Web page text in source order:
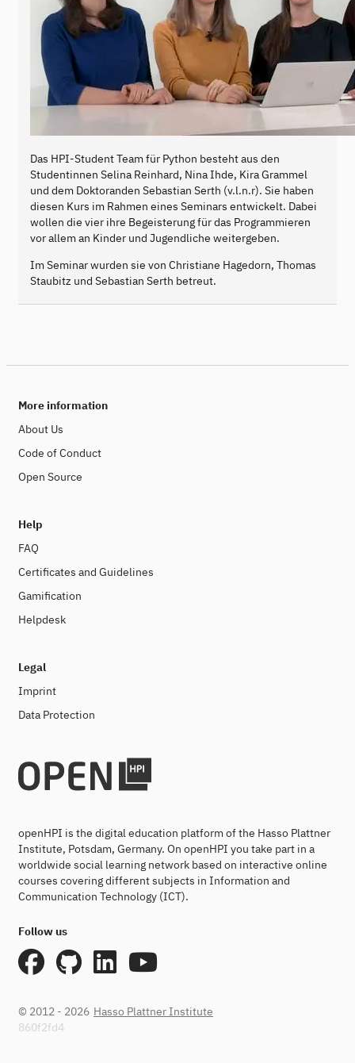
Das HPI-Student Team für Python besteht aus den
Studentinnen Selina Reinhard, Nina Ihde, Kira Grammel
und dem Doktoranden Sebastian Serth (v.l.n.r). Sie haben
diesen Kurs im Rahmen eines Seminars entwickelt. Dabei
wollen die vier ihre Begeisterung für das Programmieren
vor allem an Kinder und Jugendliche weitergeben.
Im Seminar wurden sie von Christiane Hagedorn, Thomas
Staubitz und Sebastian Serth betreut.
More information
About Us
Code of Conduct
Open Source
Help
FAQ
Certificates and Guidelines
Gamification
Helpdesk
Legal
Imprint
Data Protection
openHPI is the digital education platform of the Hasso Plattner
Institute, Potsdam, Germany. On openHPI you take part in a
worldwide social learning network based on interactive online
courses covering different subjects in Information and
Communication Technology (ICT).
Follow us
© 2012 - 2026 Hasso Plattner Institute
860f2fd4